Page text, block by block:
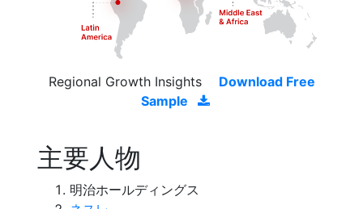
Regional Growth Insights
Download Free
Sample
主要人物
明治ホールディングス